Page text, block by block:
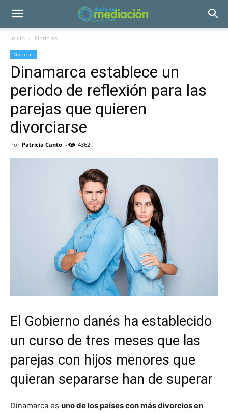
Inicio Noticias
Noticias
Dinamarca establece un
periodo de reflexión para las
parejas que quieren
divorciarse
Por Patricia Canto - 4362
El Gobierno danés ha establecido
un curso de tres meses que las
parejas con hijos menores que
quieran separarse han de superar
Dinamarca es uno de los países con más divorcios en